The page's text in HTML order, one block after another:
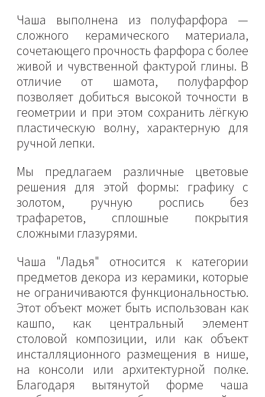
Чаша выполнена из полуфарфора —
сложного керамического материала,
сочетающего прочность фарфора с более
живой и чувственной фактурой глины. В
отличие от шамота, полуфарфор
позволяет добиться высокой точности в
геометрии и при этом сохранить лёгкую
пластическую волну, характерную для
ручной лепки.
Мы предлагаем различные цветовые
решения для этой формы: графику с
золотом, ручную роспись без
трафаретов, сплошные покрытия
сложными глазурями.
Чаша "Ладья" относится к категории
предметов декора из керамики, которые
не ограничиваются функциональностью.
Этот объект может быть использован как
кашпо, как центральный элемент
столовой композиции, или как объект
инсталляционного размещения в нише,
на консоли или архитектурной полке.
Благодаря вытянутой форме чаша